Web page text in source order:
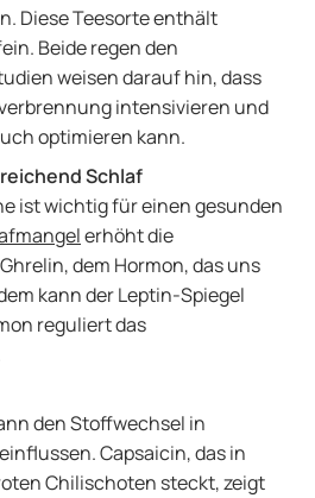
Diese Teesorte enthält
Beide regen den
weisen darauf hin, dass
intensivieren und
optimieren kann.
Schlaf
ist wichtig für einen gesunden
erhöht die
dem Hormon, das uns
kann der Leptin-Spiegel
reguliert das
den Stoffwechsel in
Capsaicin, das in
Chilischoten steckt, zeigt